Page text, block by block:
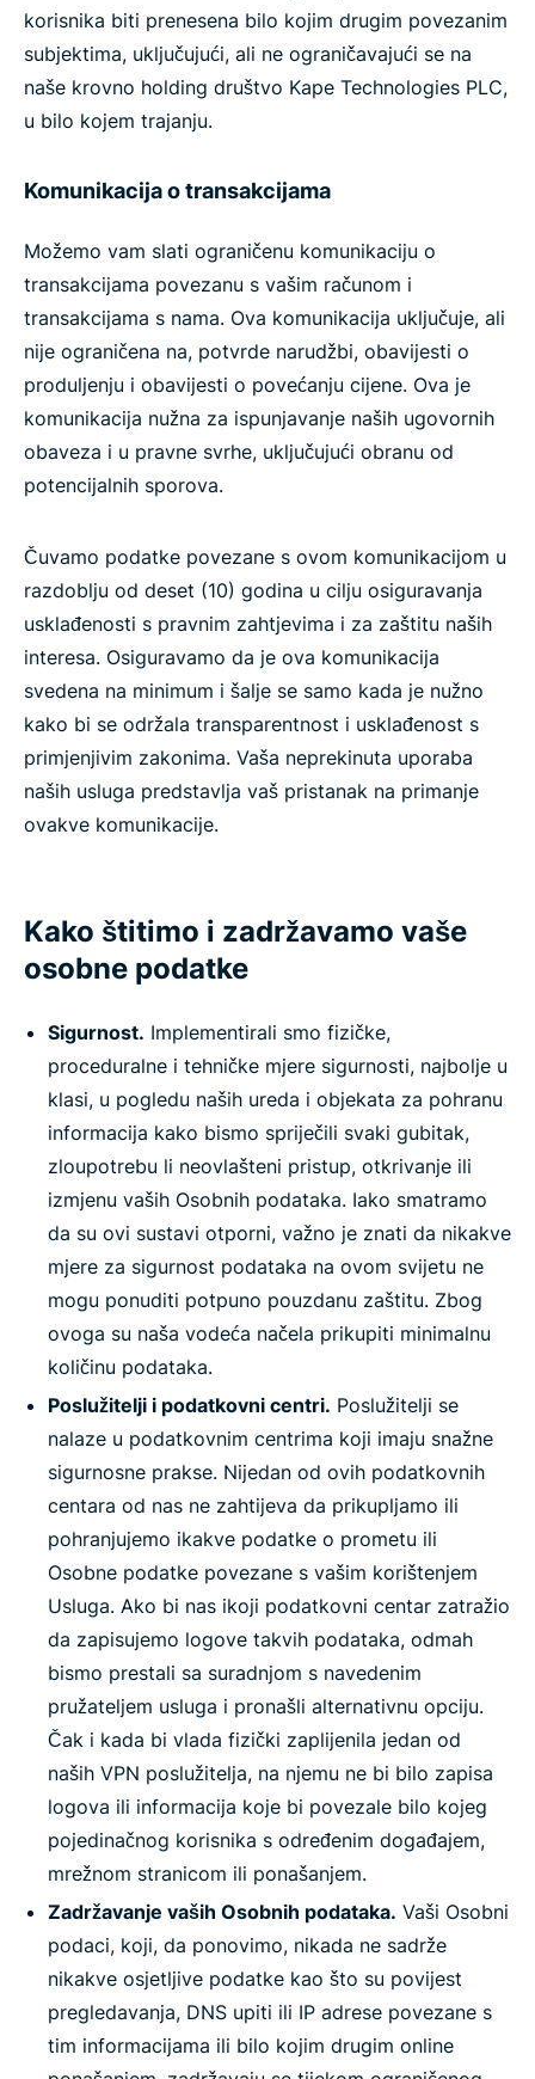
korisnika biti prenesena bilo kojim drugim povezanim
subjektima, uključujući, ali ne ograničavajući se na
naše krovno holding društvo Kape Technologies PLC,
u bilo kojem trajanju.
Komunikacija o transakcijama
Možemo vam slati ograničenu komunikaciju o
transakcijama povezanu s vašim računom i
transakcijama s nama. Ova komunikacija uključuje, ali
nije ograničena na, potvrde narudžbi, obavijesti o
produljenju i obavijesti o povećanju cijene. Ova je
komunikacija nužna za ispunjavanje naših ugovornih
obaveza i u pravne svrhe, uključujući obranu od
potencijalnih sporova.
Čuvamo podatke povezane s ovom komunikacijom u
razdoblju od deset (10) godina u cilju osiguravanja
usklađenosti s pravnim zahtjevima i za zaštitu naših
interesa. Osiguravamo da je ova komunikacija
svedena na minimum i šalje se samo kada je nužno
kako bi se održala transparentnost i usklađenost s
primjenjivim zakonima. Vaša neprekinuta uporaba
naših usluga predstavlja vaš pristanak na primanje
ovakve komunikacije.
Kako štitimo i zadržavamo vaše
osobne podatke
Sigurnost. Implementirali smo fizičke,
proceduralne i tehničke mjere sigurnosti, najbolje u
klasi, u pogledu naših ureda i objekata za pohranu
informacija kako bismo spriječili svaki gubitak,
zloupotrebu li neovlašteni pristup, otkrivanje ili
izmjenu vaših Osobnih podataka. Iako smatramo
da su ovi sustavi otporni, važno je znati da nikakve
mjere za sigurnost podataka na ovom svijetu ne
mogu ponuditi potpuno pouzdanu zaštitu. Zbog
ovoga su naša vodeća načela prikupiti minimalnu
količinu podataka.
Poslužitelji i podatkovni centri. Poslužitelji se
nalaze u podatkovnim centrima koji imaju snažne
sigurnosne prakse. Nijedan od ovih podatkovnih
centara od nas ne zahtijeva da prikupljamo ili
pohranjujemo ikakve podatke o prometu ili
Osobne podatke povezane s vašim korištenjem
Usluga. Ako bi nas ikoji podatkovni centar zatražio
da zapisujemo logove takvih podataka, odmah
bismo prestali sa suradnjom s navedenim
pružateljem usluga i pronašli alternativnu opciju.
Čak i kada bi vlada fizički zaplijenila jedan od
naših VPN poslužitelja, na njemu ne bi bilo zapisa
logova ili informacija koje bi povezale bilo kojeg
pojedinačnog korisnika s određenim događajem,
mrežnom stranicom ili ponašanjem.
Zadržavanje vaših Osobnih podataka. Vaši Osobni
podaci, koji, da ponovimo, nikada ne sadrže
nikakve osjetljive podatke kao što su povijest
pregledavanja, DNS upiti ili IP adrese povezane s
tim informacijama ili bilo kojim drugim online